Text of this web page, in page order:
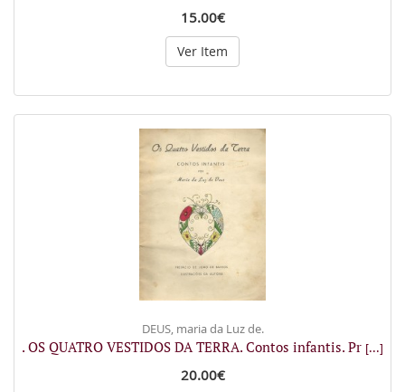
15.00€
Ver Item
DEUS, maria da Luz de.
. OS QUATRO VESTIDOS DA TERRA. Contos infantis. Pr [...]
20.00€